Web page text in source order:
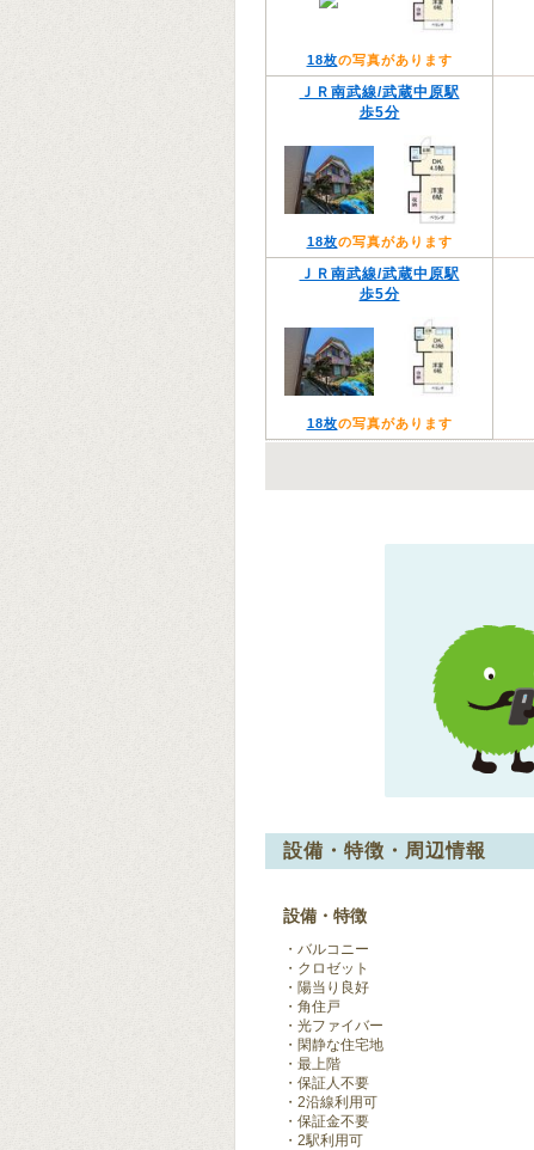
18枚の写真があります
ＪＲ南武線/武蔵中原駅
歩5分
18枚の写真があります
ＪＲ南武線/武蔵中原駅
歩5分
18枚の写真があります
設備・特徴・周辺情報
設備・特徴
バルコニー
クロゼット
陽当り良好
角住戸
光ファイバー
閑静な住宅地
最上階
保証人不要
2沿線利用可
保証金不要
2駅利用可